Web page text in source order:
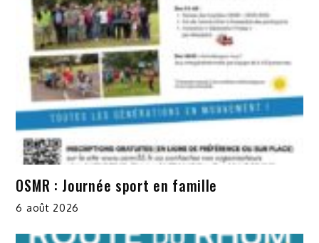
OSMR : Journée sport en famille
6 août 2026